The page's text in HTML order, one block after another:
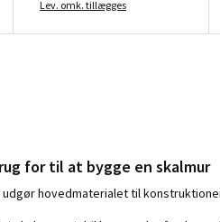
Lev. omk. tillægges
for til at bygge en skalmur
udgør hovedmaterialet til